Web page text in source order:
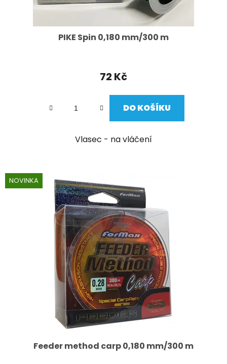
PIKE Spin 0,180 mm/300 m
72 Kč
DO KOŠÍKU
Vlasec - na vláčení
NOVINKA
Feeder method carp 0,180 mm/300 m